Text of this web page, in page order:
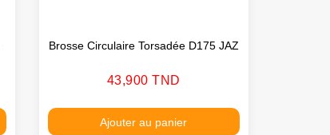
Brosse Circulaire Torsadée D175 JAZ
Prix
43,900 TND
Ajouter au panier